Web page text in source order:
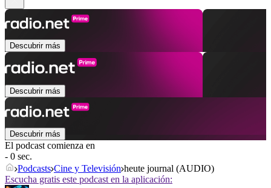
Descubrir más
Descubrir más
Descubrir más
El podcast comienza en
- 0 sec.
Podcasts Cine y Televisión heute journal (AUDIO)
Escucha gratis este podcast en la aplicación: